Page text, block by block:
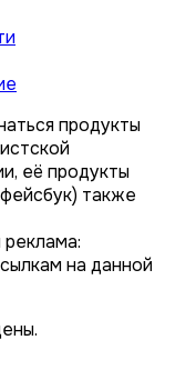
продукты
её продукты
также
на данной